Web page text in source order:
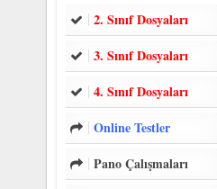
2. Sınıf Dosyaları
3. Sınıf Dosyaları
4. Sınıf Dosyaları
Online Testler
Pano Çalışmaları